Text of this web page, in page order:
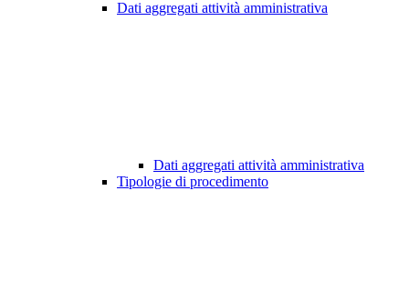
Dati aggregati attività amministrativa
Dati aggregati attività amministrativa
Tipologie di procedimento